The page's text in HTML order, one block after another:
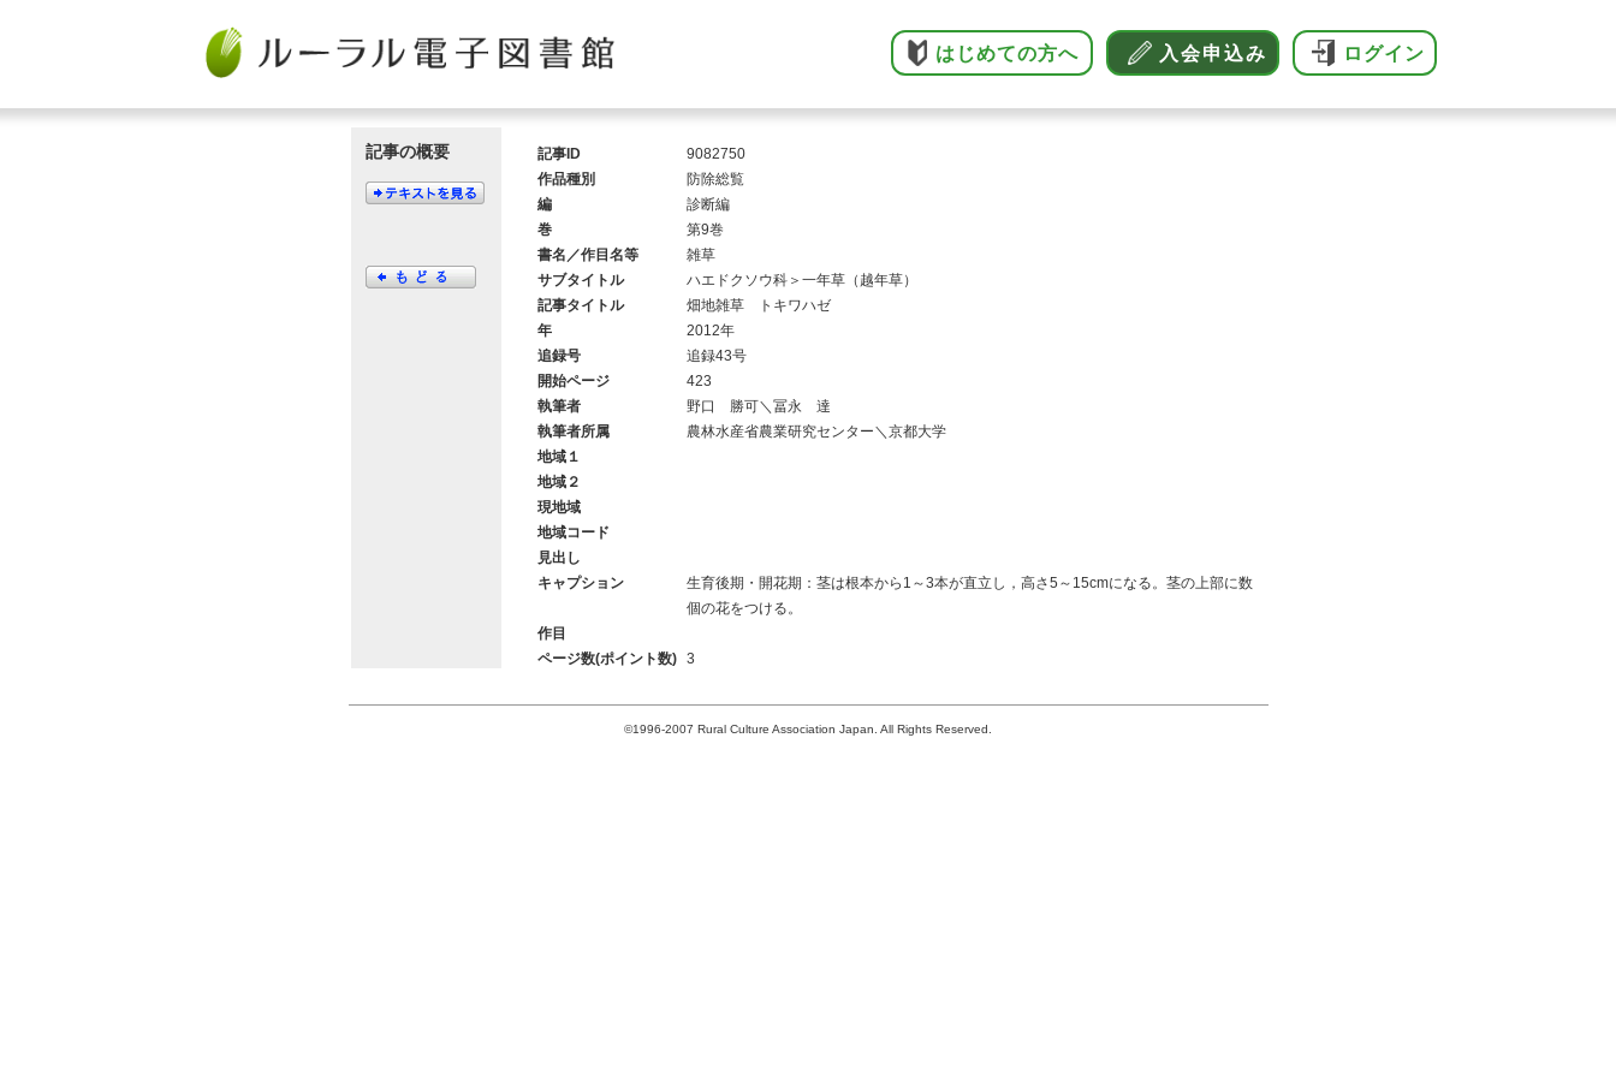
はじめての方へ 入会申込み ログイン
記事の概要 記事ID
9082750
作品種別
防除総覧
編
診断編
巻
第9巻
書名／作目名等
雑草
サブタイトル
ハエドクソウ科＞一年草（越年草）
記事タイトル
畑地雑草 トキワハゼ
年
2012年
追録号
追録43号
開始ページ
423
執筆者
野口 勝可＼冨永 達
執筆者所属
農林水産省農業研究センター＼京都大学
地域１
地域２
現地域
地域コード
見出し
キャプション
生育後期・開花期：茎は根本から1～3本が直立し，高さ5～15cmになる。茎の上部に数
個の花をつける。
作目
ページ数(ポイント数)
3
©1996-2007 Rural Culture Association Japan. All Rights Reserved.